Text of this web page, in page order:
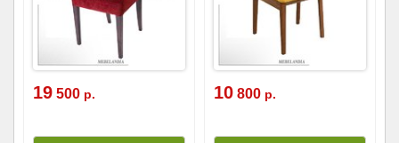
19 500 р. 10 800 р.